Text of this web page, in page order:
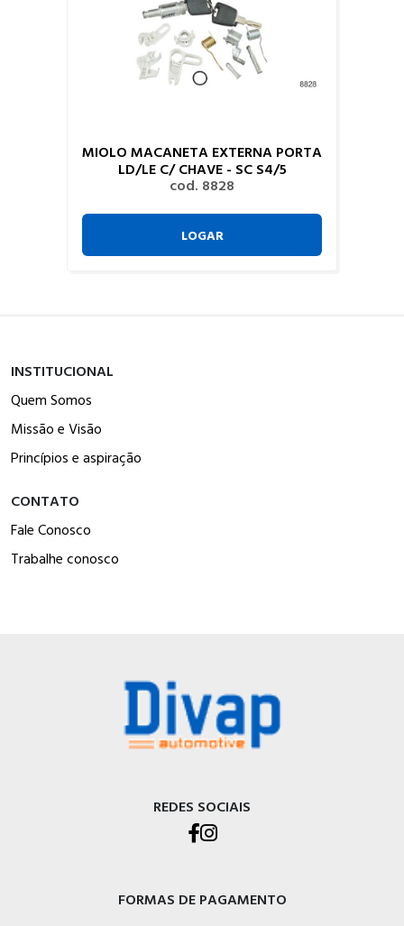
MIOLO MACANETA EXTERNA PORTA
LD/LE C/ CHAVE - SC S4/5
cod. 8828
LOGAR
INSTITUCIONAL
Quem Somos
Missão e Visão
Princípios e aspiração
CONTATO
Fale Conosco
Trabalhe conosco
REDES SOCIAIS
FORMAS DE PAGAMENTO